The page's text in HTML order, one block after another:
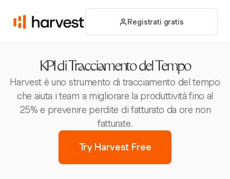
Registrati gratis
KPI di Tracciamento del Tempo
Harvest è uno strumento di tracciamento del tempo
che aiuta i team a migliorare la produttività fino al
25% e prevenire perdite di fatturato da ore non
fatturate.
Try Harvest Free